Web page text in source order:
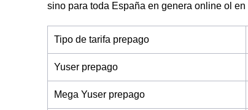
sino para toda España en genera online ol
Tipo de tarifa prepago
Yuser prepago
Mega Yuser prepago